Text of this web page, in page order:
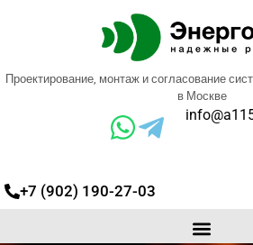
Проектирование, монтаж и согласование
в Москве
+7 (902) 190-27-03